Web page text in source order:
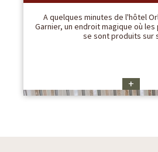
A quelques minutes de l'hôtel
Garnier, un endroit magique où
se sont produits sur
+